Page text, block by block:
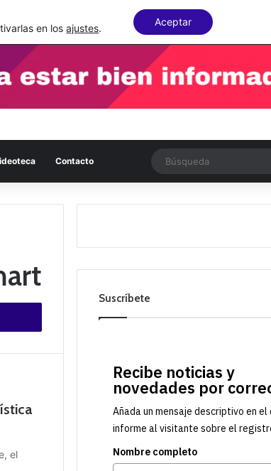
Contacto
el
Suscríbete
Recibe noticias y
novedades por
Añada un mensaje descriptivo en el
informe al visitante sobre el
Nombre completo
en losajustes.
Aceptar